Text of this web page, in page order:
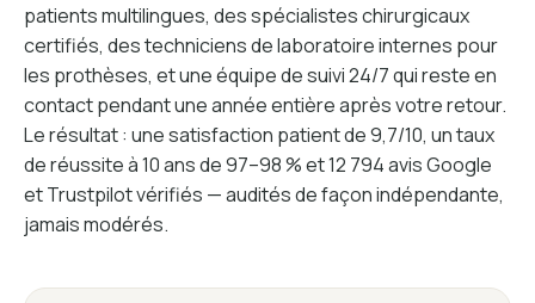
patients multilingues, des spécialistes chirurgicaux
certifiés, des techniciens de laboratoire internes pour
les prothèses, et une équipe de suivi 24/7 qui reste en
contact pendant une année entière après votre retour.
Le résultat : une satisfaction patient de 9,7/10, un taux
de réussite à 10 ans de 97–98 % et 12 794 avis Google
et Trustpilot vérifiés — audités de façon indépendante,
jamais modérés.